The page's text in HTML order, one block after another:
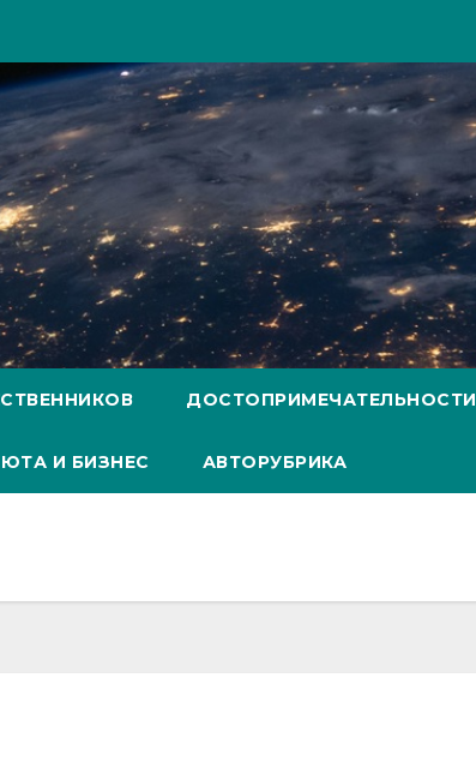
ДОСТОПРИМЕЧАТЕЛЬНОСТИ
И БИЗНЕС АВТОРУБРИКА